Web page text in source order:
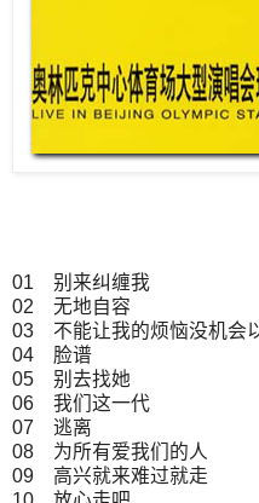
01 别来纠
02 无地
03 不能让我的烦恼没机会
04 脸
05 别去找她
06 我们这一代
07 逃离
08 为所有爱我们的人
09 高兴就来难过就走